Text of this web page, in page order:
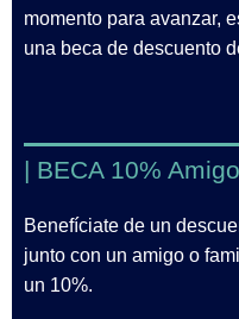
momento para avanzar,
una beca de descuento
| BECA 10% Amigo
Benefíciate de un
junto con un amigo o
un 10%.